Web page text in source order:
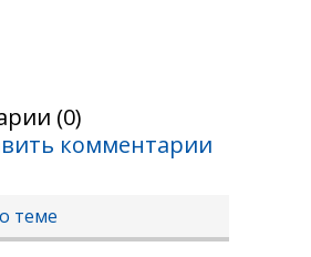
(0)
комментарии
теме